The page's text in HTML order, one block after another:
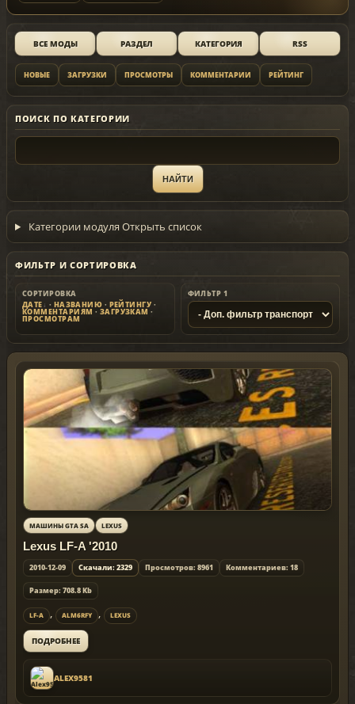
ВСЕ МОДЫ РАЗДЕЛ КАТЕГОРИЯ RSS
НОВЫЕ ЗАГРУЗКИ ПРОСМОТРЫ КОММЕНТАРИИ РЕЙТИНГ
ПОИСК ПО КАТЕГОРИИ
Категории модуля Открыть список
ФИЛЬТР И СОРТИРОВКА
СОРТИРОВКА
ДАТЕ
· НАЗВАНИЮ · РЕЙТИНГУ ·
КОММЕНТАРИЯМ · ЗАГРУЗКАМ ·
ПРОСМОТРАМ
ФИЛЬТР 1
МАШИНЫ GTA SA LEXUS
Lexus LF-A '2010
2010-12-09 Скачали: 2329 Просмотров: 8961 Комментариев: 18
Размер: 708.8 Kb
LF-A , ALM6RFY , LEXUS
ПОДРОБНЕЕ
ALEX9581